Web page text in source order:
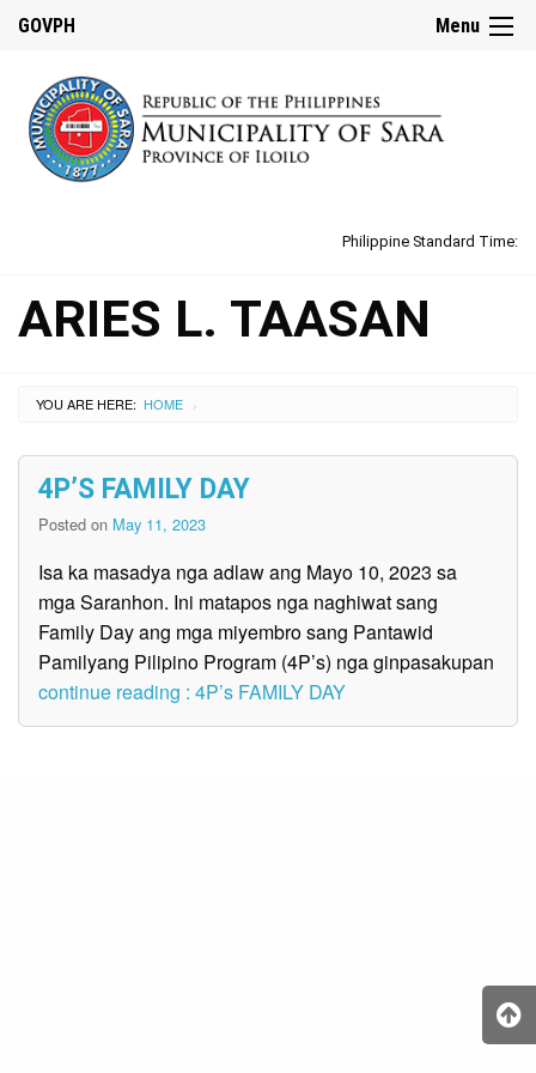
Menu
GOVPH
Philippine Standard Time:
ARIES L. TAASAN
YOU ARE HERE: HOME ›
4P’S FAMILY DAY
Posted on May 11, 2023
Isa ka masadya nga adlaw ang Mayo 10, 2023 sa
mga Saranhon. Ini matapos nga naghiwat sang
Family Day ang mga miyembro sang Pantawid
Pamilyang Pilipino Program (4P’s) nga ginpasakupan
continue reading : 4P’s FAMILY DAY